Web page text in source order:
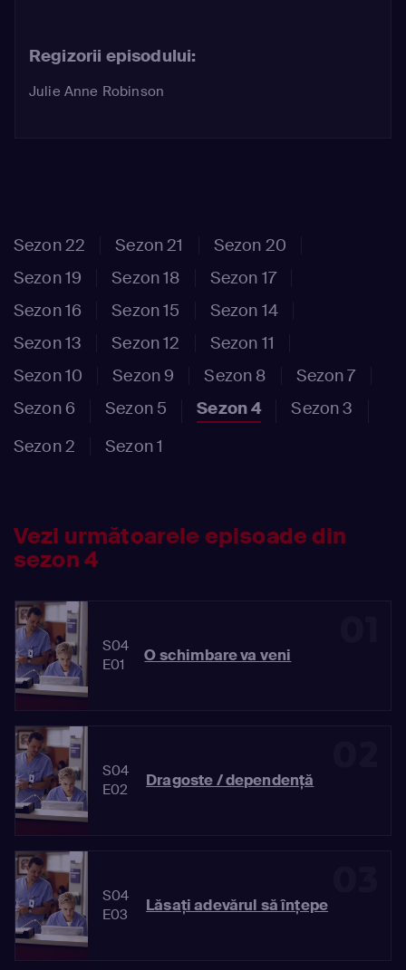
Regizorii episodului:
Julie Anne Robinson
Sezon 22 Sezon 21
Sezon 20
Sezon 19
Sezon 18
Sezon 17
Sezon 16
Sezon 15
Sezon 14
Sezon 13
Sezon 12
Sezon 11
Sezon 10
Sezon 9 Sezon 8
Sezon 7
Sezon 6
Sezon 5 Sezon 4
Sezon 3
Sezon 2
Sezon 1
Vezi următoarele episoade din
sezon 4
S04
E01
O schimbare va veni
S04
E02
Dragoste / dependenţă
S04
E03
Lăsaţi adevărul să înţepe